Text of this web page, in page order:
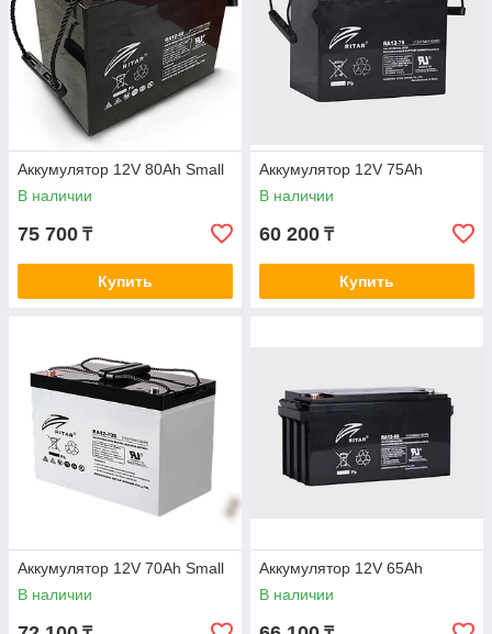
Аккумулятор 12V 80Ah Small
В наличии
75 700 ₸
Купить
Аккумулятор 12V 75Ah
В наличии
60 200 ₸
Купить
Аккумулятор 12V 70Ah Small
В наличии
Аккумулятор 12V 65Ah
В наличии